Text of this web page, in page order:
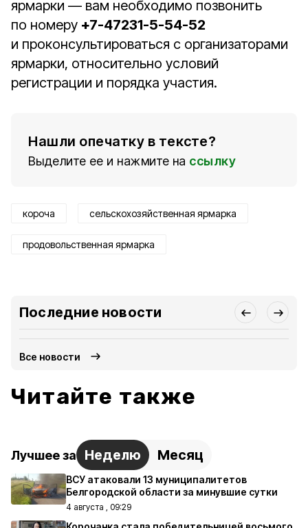
ярмарки — вам необходимо позвонить
по номеру +7-47231-5-54-52
и проконсультироваться с организаторами
ярмарки, относительно условий
регистрации и порядка участия.
Нашли опечатку в тексте?
Выделите ее и нажмите на ссылку
короча сельскохозяйственная ярмарка
продовольственная ярмарка
Последние новости
Все новости
Читайте также
Лучшее за Неделю Месяц
ВСУ атаковали 13 муниципалитетов
Белгородской области за минувшие сутки
4 августа , 09:29